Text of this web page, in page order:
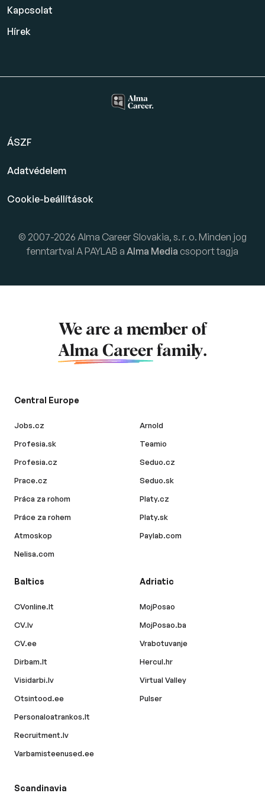
Kapcsolat
Hírek
ÁSZF
Adatvédelem
Cookie-beállítások
© 2007-2026 Alma Career Slovakia, s. r. o. Minden jog
fenntartva! A PAYLAB a Alma Media csoport tagja
We are a member of
Alma Career family.
Central Europe
Jobs.cz
Profesia.sk
Profesia.cz
Prace.cz
Práca za rohom
Práce za rohem
Atmoskop
Nelisa.com
Arnold
Teamio
Seduo.cz
Seduo.sk
Platy.cz
Platy.sk
Paylab.com
Baltics
CVonline.lt
CV.lv
CV.ee
Dirbam.lt
Visidarbi.lv
Otsintood.ee
Personaloatrankos.lt
Recruitment.lv
Varbamisteenused.ee
Adriatic
MojPosao
MojPosao.ba
Vrabotuvanje
Hercul.hr
Virtual Valley
Pulser
Scandinavia